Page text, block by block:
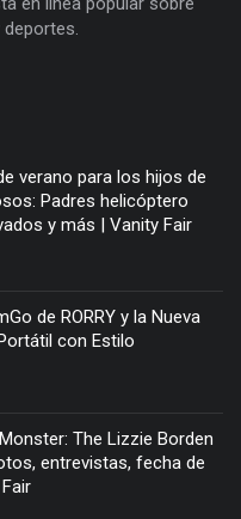
verano para los hijos de
Padres helicóptero
y más | Vanity Fair
de RORRY y la Nueva
con Estilo
The Lizzie Borden
entrevistas, fecha de